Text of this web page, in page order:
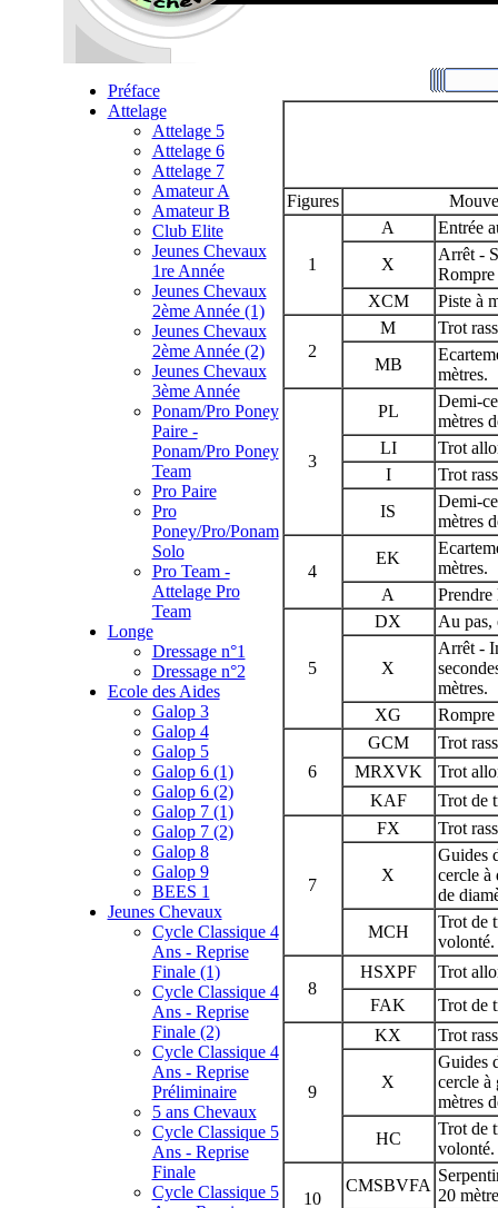
Préface
Attelage
Attelage 5
Attelage 6
Attelage 7
Amateur A
Amateur B
Club Elite
Jeunes Chevaux
1re Année
Jeunes Chevaux
2ème Année (1)
Jeunes Chevaux
2ème Année (2)
Jeunes Chevaux
3ème Année
Ponam/Pro Poney
Paire -
Ponam/Pro Poney
Team
Pro Paire
Pro
Poney/Pro/Ponam
Solo
Pro Team -
Attelage Pro
Team
Longe
Dressage n°1
Dressage n°2
Ecole des Aides
Galop 3
Galop 4
Galop 5
Galop 6 (1)
Galop 6 (2)
Galop 7 (1)
Galop 7 (2)
Galop 8
Galop 9
BEES 1
Jeunes Chevaux
Cycle Classique 4
Ans - Reprise
Finale (1)
Cycle Classique 4
Ans - Reprise
Finale (2)
Cycle Classique 4
Ans - Reprise
Préliminaire
5 ans Chevaux
Cycle Classique 5
Ans - Reprise
Finale
Cycle Classique 5
Figures
1
A
Entrée
X
Arrêt -
XCM
Piste à
2
M
Trot
MB
mètres.
3
PL
Demi-
mètres
LI
Trot
I
Trot
IS
Demi-
mètres
4
EK
mètres.
A
Prendre
5
DX Au pas,
X
Arrêt -
mètres.
XG
Rompre
6
GCM
Trot
MRXVK
Trot
KAF
Trot de
7
FX Trot
X
Guides
cercle à
de
MCH
Trot de
volonté.
8
HSXPF
Trot
FAK
Trot de
9
KX Trot
X
Guides
cercle à
mètres
HC
Trot de
volonté.
10
CMSBVFA
20